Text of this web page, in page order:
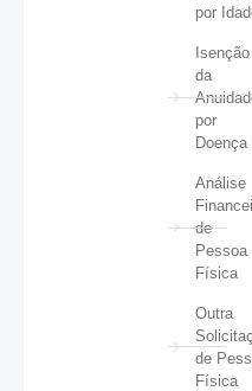
por
Isenção
da
por
Doença
Análise
de
Pessoa
Física
Outra
de
Física